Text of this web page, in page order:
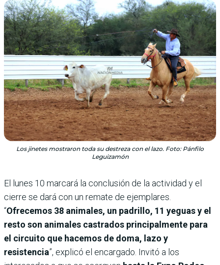
Los jinetes mostraron toda su destreza con el lazo. Foto: Pánfilo
Leguizamón
El lunes 10 marcará la conclusión de la actividad y el
cierre se dará con un remate de ejemplares.
“Ofrecemos 38 animales, un padrillo, 11 yeguas y el
resto son animales castrados principalmente para
el circuito que hacemos de doma, lazo y
resistencia”, explicó el encargado. Invitó a los